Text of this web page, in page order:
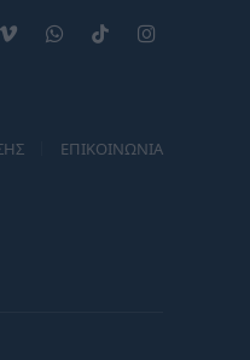
VimeoWhatsAppTikTokInstagram
ΕΠΙΚΟΙΝΩΝΙΑ